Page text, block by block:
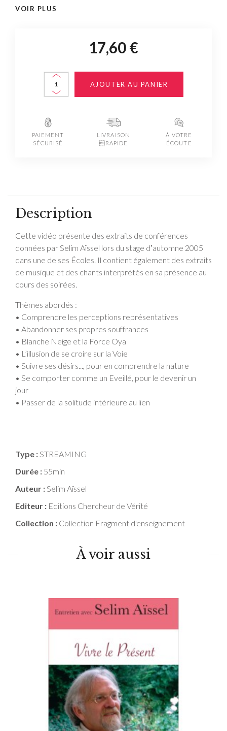
VOIR PLUS
17,60 €
AJOUTER AU PANIER
PAIEMENT
SÉCURISÉ
LIVRAISON
RAPIDE
À VOTRE
ÉCOUTE
Description
Cette vidéo présente des extraits de conférences
données par Selim Aïssel lors du stage dʼautomne 2005
dans une de ses Écoles. Il contient également des extraits
de musique et des chants interprétés en sa présence au
cours des soirées.
Thèmes abordés :
• Comprendre les perceptions représentatives
• Abandonner ses propres souffrances
• Blanche Neige et la Force Oya
• L’illusion de se croire sur la Voie
• Suivre ses désirs..., pour en comprendre la nature
• Se comporter comme un Eveillé, pour le devenir un
jour
• Passer de la solitude intérieure au lien
Type :STREAMING
Durée : 55min
Auteur :Selim Aïssel
Editeur : Editions Chercheur de Vérité
Collection : Collection Fragment d'enseignement
À voir aussi